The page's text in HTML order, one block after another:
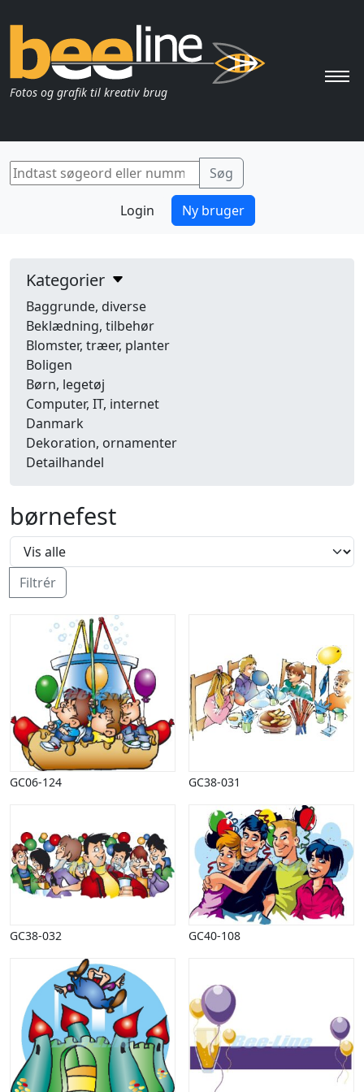
Fotos og grafik til kreativ brug
Login Ny bruger
Kategorier
Baggrunde, diverse
Beklædning, tilbehør
Blomster, træer, planter
Boligen
Børn, legetøj
Computer, IT, internet
Danmark
Dekoration, ornamenter
Detailhandel
Energi, miljø, økologi
Erhverv
Fænomener, begreber
Fastelavn, karneval
Ferie, rejser
Fly, luftfart
Folkeslag
Forår
Fritid, hobby
Frugt, grønt
Halloween
Håndværk
Haven
Jul
Kærlighed, bryllup
Kommunikation, nyhedsformidling
Køretøjer
Lov, orden
Mad, drikke
Mærkedage
Marked, kræmmere
Mennesker
Nationalflag, verdenskort
Natur
Nytår
børnefest
Filtrér
GC06-124 GC38-031
GC38-032 GC40-108